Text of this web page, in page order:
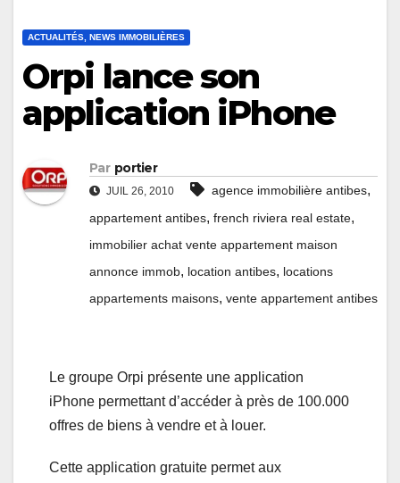
ACTUALITÉS, NEWS IMMOBILIÈRES
Orpi lance son
application iPhone
Par portier
JUIL 26, 2010 agence immobilière antibes,
appartement antibes, french riviera real estate,
immobilier achat vente appartement maison
annonce immob, location antibes, locations
appartements maisons, vente appartement antibes
Le groupe Orpi présente une application
iPhone permettant d’accéder à près de 100.000
offres de biens à vendre et à louer.
Cette application gratuite permet aux